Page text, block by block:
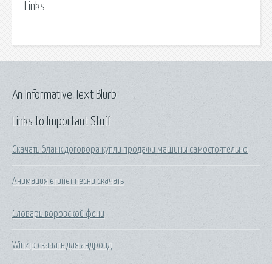
Links
Links to Important Stuff
Скачать бланк договора купли продажи машины самостоятельно
Анимация египет песни скачать
Словарь воровской фени
Winzip скачать для андроид
An Informative Text Blurb